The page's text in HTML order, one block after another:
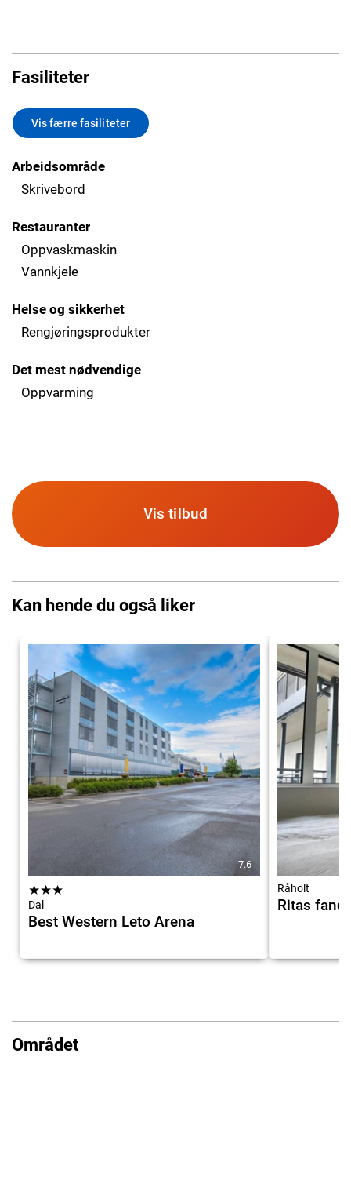
Fasiliteter
Vis færre fasiliteter
Arbeidsområde
Skrivebord
Restauranter
Oppvaskmaskin
Vannkjele
Helse og sikkerhet
Rengjøringsprodukter
Det mest nødvendige
Oppvarming
Vis tilbud
Kan hende du også liker
7.6
★★★
Dal
Best Western Leto Arena
Råholt
Ritas
Området